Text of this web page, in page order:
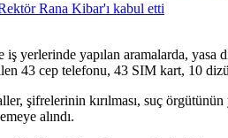
Rana Kibar'ı kabul etti
yerlerinde yapılan aramalarda, yasa
43 cep telefonu, 43 SIM kart, 10
şifrelerinin kırılması, suç örgütünün
alındı.